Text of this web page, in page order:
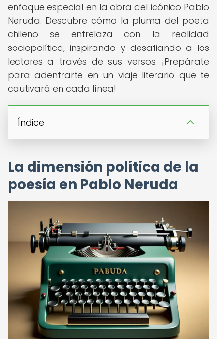
enfoque especial en la obra del icónico Pablo
Neruda. Descubre cómo la pluma del poeta
chileno se entrelaza con la realidad
sociopolítica, inspirando y desafiando a los
lectores a través de sus versos. ¡Prepárate
para adentrarte en un viaje literario que te
cautivará en cada línea!
Índice
La dimensión política de la
poesía en Pablo Neruda